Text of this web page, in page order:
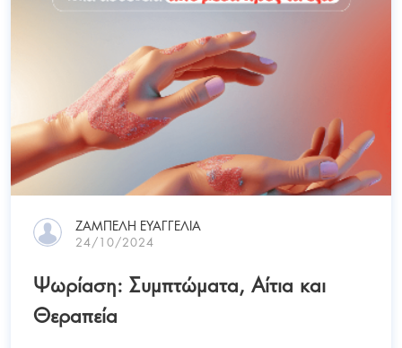
ΖΑΜΠΕΛΗ ΕΥΑΓΓΕΛΙΑ
24/10/2024
Ψωρίαση: Συμπτώματα, Αίτια και
Θεραπεία